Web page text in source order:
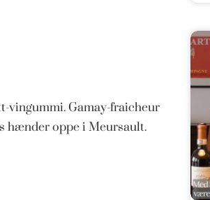
vingummi. Gamay-fraicheur
hænder oppe i Meursault.